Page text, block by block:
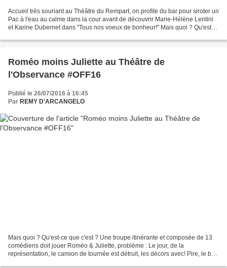
Accueil très souriant au Théâtre du Rempart, on profite du bar pour siroter un
Pac à l'eau au calme dans la cour avant de découvrir Marie-Hélène Lentini
et Karine Dubernet dans "Tous nos voeux de bonheur!" Mais quoi ? Qu'est-
Roméo moins Juliette au Théâtre de
l'Observance #OFF16
Publié le 26/07/2016 à 16:45
Par REMY D'ARCANGELO
Mais quoi ? Qu'est-ce que c'est ? Une troupe itinérante et composée de 13
comédiens doit jouer Roméo & Juliette, problème : Le jour, de la
représentation, le camion de tournée est détruit, les décors avec! Pire, le bus